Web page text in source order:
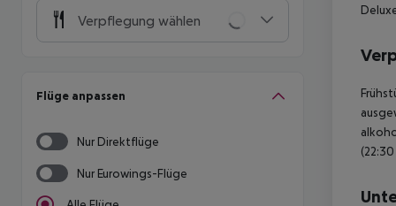
Verpflegung wählen
Flüge anpassen
Nur Direktflüge
Nur Eurowings-Flüge